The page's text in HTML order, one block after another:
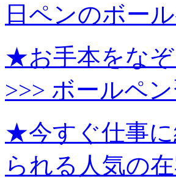
日ペンのボー
★お手本をな
>>> ボールペ
★今すぐ仕事
られる人気の